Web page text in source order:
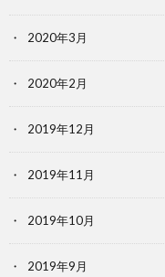
2020年3月
2020年2月
2019年12月
2019年11月
2019年10月
2019年9月